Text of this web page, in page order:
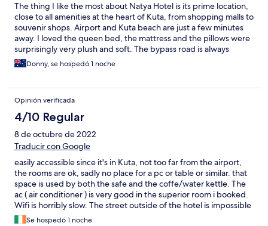
The thing I like the most about Natya Hotel is its prime location,
close to all amenities at the heart of Kuta, from shopping malls to
souvenir shops. Airport and Kuta beach are just a few minutes
away. I loved the queen bed, the mattress and the pillows were
surprisingly very plush and soft. The bypass road is always
crowded and the traffic sound can be quite distracting even in
the evening, especially if you stay in the rooms facing the road.
space can accommodate quite a lot of cars. Last but not least,
the convenience store in the hotel lobby was really helpful, even
though Indomaret and Alfamart are within easy reach form the
hotel. Overall, I had a good time :)
Donny, se hospedó 1 noche
Opinión verificada
4/10 Regular
8 de octubre de 2022
Traducir con Google
easily accessible since it's in Kuta, not too far from the airport,
the rooms are ok, sadly no place for a pc or table or similar. that
space is used by both the safe and the coffe/water kettle. The
ac ( air conditioner ) is very good in the superior room i booked.
Wifi is horribly slow. The street outside of the hotel is impossible
to cross. Never stops.
Se hospedó 1 noche